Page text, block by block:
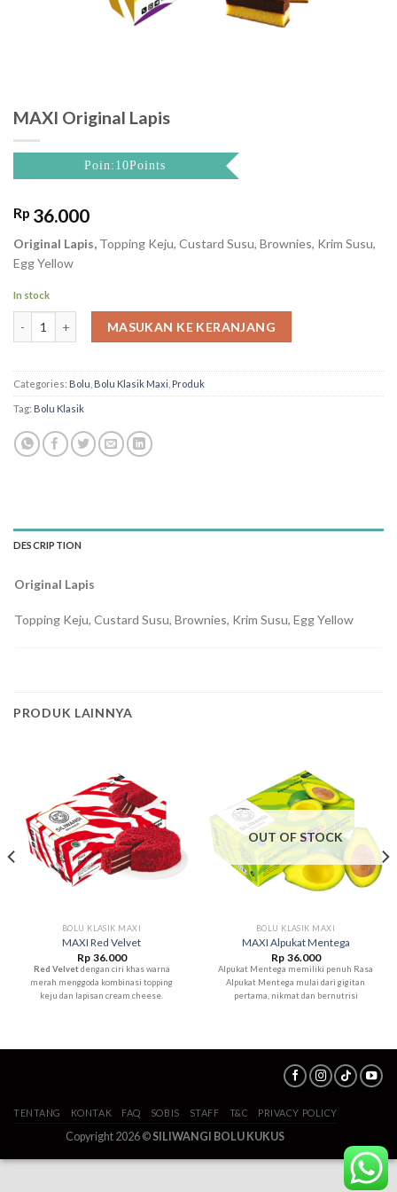
MAXI Original Lapis
Poin:10Points
Rp 36.000
Original Lapis, Topping Keju, Custard Susu, Brownies, Krim Susu,
Egg Yellow
In stock
MASUKAN KE KERANJANG
Categories: Bolu Bolu Klasik Maxi Produk
Tag: Bolu Klasik
DESCRIPTION
Original Lapis
Topping Keju, Custard Susu, Brownies, Krim Susu, Egg Yellow
PRODUK LAINNYA
BOLU KLASIK MAXI
MAXI Red Velvet
Rp 36.000
Red Velvetdengan ciri khas warna
merah menggoda kombinasi topping
keju dan lapisan cream cheese.
OUT OF STOCK
BOLU KLASIK MAXI
MAXI Alpukat Mentega
Rp 36.000
Alpukat Mentega memiliki penuh Rasa
Alpukat Mentega mulai dari gigitan
pertama, nikmat dan bernutrisi
TENTANG KONTAK FAQ SOBIS STAFF T&C PRIVACY POLICY
Copyright 2026 © SILIWANGI BOLU KUKUS